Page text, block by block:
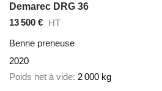
Demarec DRG 36
13 500 € HT
Benne preneuse
2020
Poids net à vide 2 000 kg